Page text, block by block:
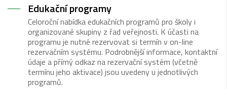
Edukační programy
Celoroční nabídka edukačních programů pro školy i
organizované skupiny z řad veřejnosti. K účasti na
programu je nutné rezervovat si termín v on-line
rezervačním systému. Podrobnější informace, kontaktní
údaje a přímý odkaz na rezervační systém (včetně
termínu jeho aktivace) jsou uvedeny u jednotlivých
programů.